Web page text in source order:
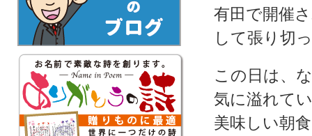
有田で開催
して張り切
この日は、
気に溢れて
美味しい朝